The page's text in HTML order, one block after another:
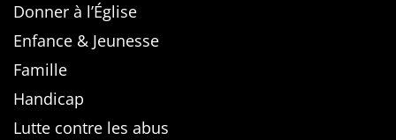
Donner à l’Église
Enfance & Jeunesse
Famille
Handicap
Lutte contre les abus